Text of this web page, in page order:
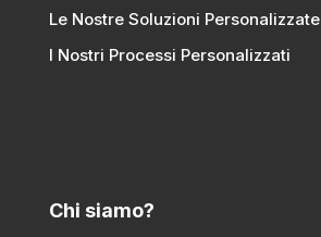
Le Nostre Soluzioni Personalizzate
I Nostri Processi Personalizzati
Chi siamo?